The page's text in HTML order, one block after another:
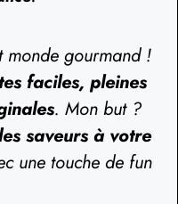
monde gourmand !
faciles, pleines
. Mon but ?
saveurs à votre
une touche de fun